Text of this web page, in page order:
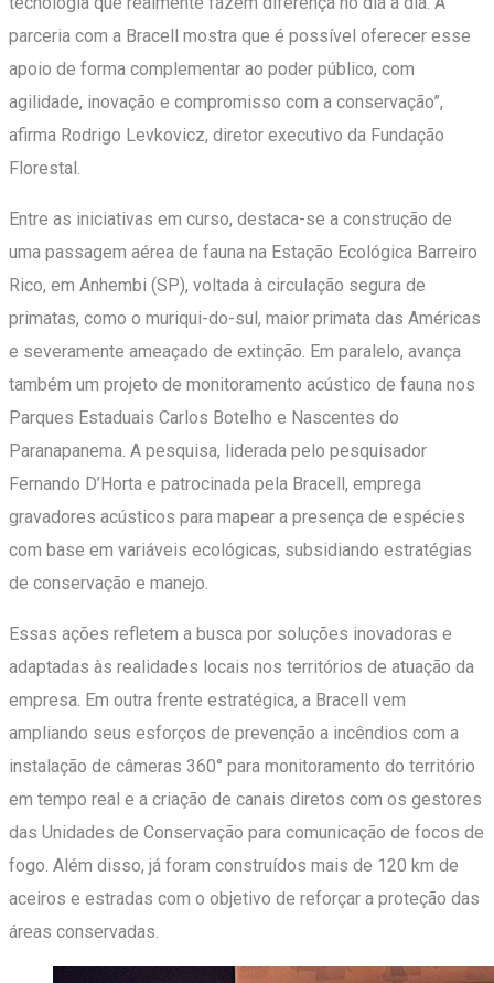
parceria com a Bracell mostra que é possível oferecer esse
apoio de forma complementar ao poder público, com
agilidade, inovação e compromisso com a conservação”,
afirma Rodrigo Levkovicz, diretor executivo da Fundação
Florestal.
Entre as iniciativas em curso, destaca-se a construção de
uma passagem aérea de fauna na Estação Ecológica Barreiro
Rico, em Anhembi (SP), voltada à circulação segura de
primatas, como o muriqui-do-sul, maior primata das Américas
e severamente ameaçado de extinção. Em paralelo, avança
também um projeto de monitoramento acústico de fauna nos
Parques Estaduais Carlos Botelho e Nascentes do
Paranapanema. A pesquisa, liderada pelo pesquisador
Fernando D’Horta e patrocinada pela Bracell, emprega
gravadores acústicos para mapear a presença de espécies
com base em variáveis ecológicas, subsidiando estratégias
de conservação e manejo.
Essas ações refletem a busca por soluções inovadoras e
adaptadas às realidades locais nos territórios de atuação da
empresa. Em outra frente estratégica, a Bracell vem
ampliando seus esforços de prevenção a incêndios com a
instalação de câmeras 360° para monitoramento do território
em tempo real e a criação de canais diretos com os gestores
das Unidades de Conservação para comunicação de focos de
fogo. Além disso, já foram construídos mais de 120 km de
aceiros e estradas com o objetivo de reforçar a proteção das
áreas conservadas.